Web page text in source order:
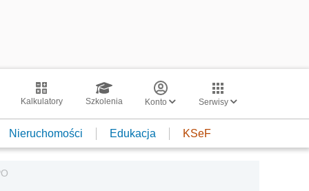
Kalkulatory Szkolenia Konto Serwisy
Nieruchomości Edukacja KSeF